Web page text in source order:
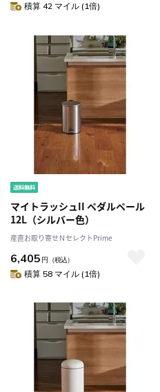
積算 42 マイル (1倍)
マイトラッシュII ペダルペール
12L（シルバー色）
産直お取り寄せＮセレクトPrime
6,405 円 （税込）
積算 58 マイル (1倍)